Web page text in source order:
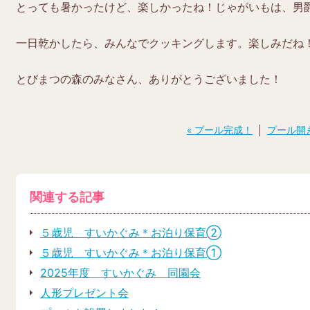
とっても暑かったけど、楽しかったね！じゃがいもは、男
一日乾かしたら、みんなでクッキングします。楽しみだね！
とびまつの森のみなさん、ありがとうございました！
« プール完成！ プール開
関連する記事
５歳児 すいかぐみ＊お泊り保育➁
５歳児 すいかぐみ＊お泊り保育➀
2025年度 すいかぐみ 同園会
人形プレゼント会